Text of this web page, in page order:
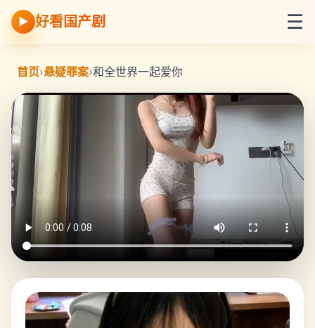
▶ 好看国产剧 ☰
首页›悬疑罪案›和全世界一起爱你